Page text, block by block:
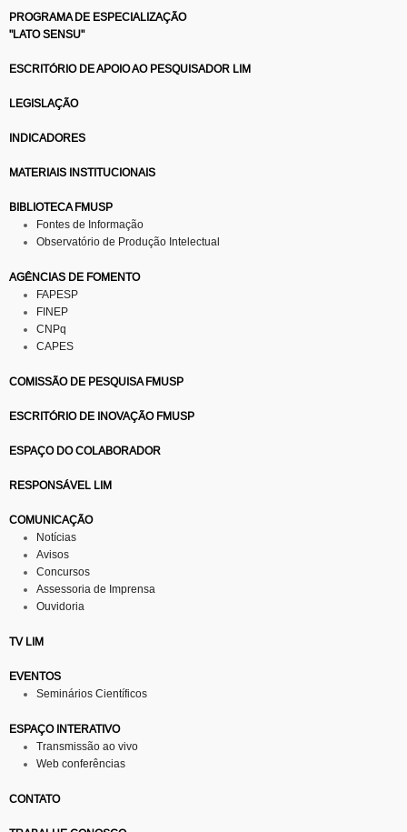
PROGRAMA DE ESPECIALIZAÇÃO
"LATO SENSU"
ESCRITÓRIO DE APOIO AO PESQUISADOR LIM
LEGISLAÇÃO
INDICADORES
MATERIAIS INSTITUCIONAIS
BIBLIOTECA FMUSP
Fontes de Informação
Observatório de Produção Intelectual
AGÊNCIAS DE FOMENTO
FAPESP
FINEP
CNPq
CAPES
COMISSÃO DE PESQUISA FMUSP
ESCRITÓRIO DE INOVAÇÃO FMUSP
ESPAÇO DO COLABORADOR
RESPONSÁVEL LIM
COMUNICAÇÃO
Notícias
Avisos
Concursos
Assessoria de Imprensa
Ouvidoria
TV LIM
EVENTOS
Seminários Científicos
ESPAÇO INTERATIVO
Transmissão ao vivo
Web conferências
CONTATO